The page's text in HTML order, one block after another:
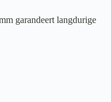
garandeert langdurige